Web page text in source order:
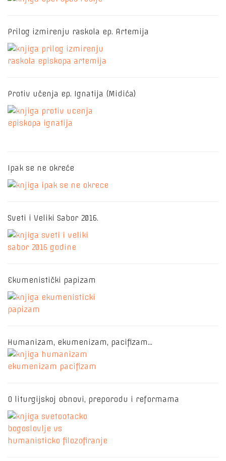
Prilog izmirenju raskola ep. Artemija
Protiv učenja ep. Ignatija (Midića)
Ipak se ne okreće
Sveti i Veliki Sabor 2016.
Ekumenistički papizam
Humanizam, ekumenizam, pacifizam…
O liturgijskoj obnovi, preporodu i reformama